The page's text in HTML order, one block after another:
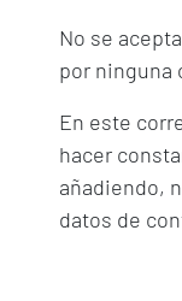
No se
por ninguna
En este
hacer
añadiendo,
datos de